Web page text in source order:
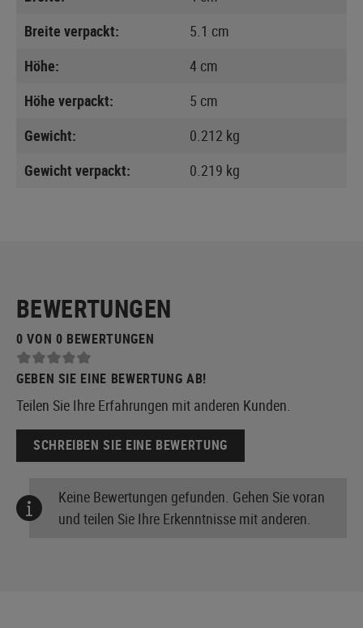
Breite verpackt:
5.1 cm
Höhe:
4 cm
Höhe verpackt:
5 cm
Gewicht:
0.212 kg
Gewicht verpackt:
0.219 kg
BEWERTUNGEN
0 VON 0 BEWERTUNGEN
GEBEN SIE EINE BEWERTUNG AB!
Teilen Sie Ihre Erfahrungen mit anderen Kunden.
SCHREIBEN SIE EINE BEWERTUNG
Keine Bewertungen gefunden. Gehen Sie voran
und teilen Sie Ihre Erkenntnisse mit anderen.